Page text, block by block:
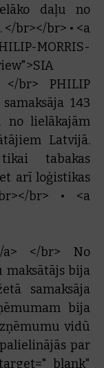
daļu no
br></br> • <a
MORRIS-
</br> PHILIP
143
no lielākajām
Latvijā.
tabakas
arī loģistikas
br> • <a
a> </br> No
maksātājs bija
samaksāja
bija
vidū
par